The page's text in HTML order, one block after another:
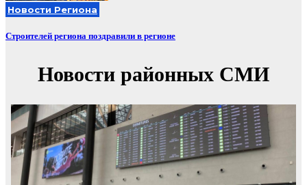
Новости Региона
Строителей региона поздравили в регионе